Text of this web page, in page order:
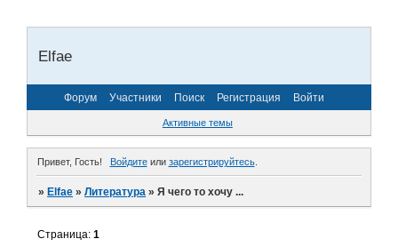
Elfae
Форум Участники Поиск Регистрация Войти
Активные темы
Привет, Гость! Войдитеили зарегистрируйтесь.
»Elfae »Литература »Я чего то хочу ...
Страница:1